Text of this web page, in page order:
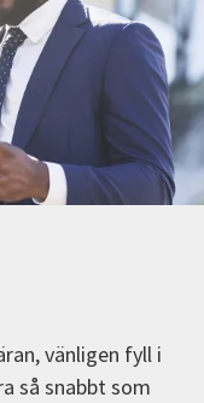
vänligen fyll i
så snabbt som